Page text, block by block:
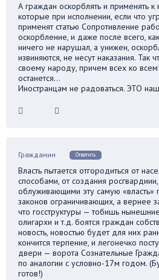
А граждан оскорблять и применять
которые при исполнении, если что
применят статью Сопротивление
оскорбление, и даже после всего,
ничего не нарушал, а унижен,
извиняются, не несут наказания. Так
своему народу, причем всех ко
останется…
Иностранцам не радоваться. ЭТО
Гражданин Ответить
Власть пытается отгородиться от
способами, от создания
облуживающими эту самую «власть»
законов ограничивающих, а вернее
что госструктуры — тобишь
олигархи и т.д. боятся граждан
новость, новостью будет для них
кончится терпение, и легонечко
двери — ворота Сознательные
по аналогии с условно-17м годом.
готов!)